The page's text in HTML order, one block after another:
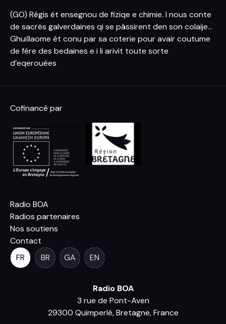
(GO) Régis ét ensegnou de fiziqe e chimie. I nous conte
de sacrës galverdaines qi se pâssirent den son colaije…
Ghuïllaome ét conu par sa coterie pour avair coutume
de fére des bedaines e i li arivit toute sorte
d’eqerouées
Cofinancé par
Radio BOA
Radios partenaires
Nos soutiens
Contact
FR
BR GA EN
Radio BOA
3 rue de Pont-Aven
29300 Quimperlé, Bretagne, France